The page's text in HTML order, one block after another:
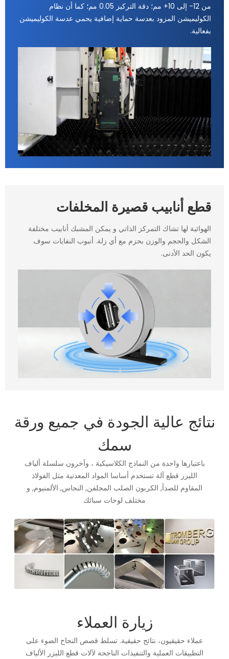
من ‎-12 إلى ‎+10 مم؛ دقة التركيز 0.05 مم؛ كما أن نظام
الكوليميشن المزود بعدسة حماية إضافية يحمي عدسة الكوليميشن
بفعالية.
قطع أنابيب قصيرة المخلفات
الهوائية لها تشاك التمركز الذاتي و يمكن المشبك أنابيب مختلفة
الشكل والحجم والوزن بحزم مع أي زلة. أنبوب النفايات سوف
يكون الحد الأدنى.
نتائج عالية الجودة في جميع ورقة
سمك
باعتبارها واحدة من النماذج الكلاسيكية ، وآخرون سلسلة ألياف
الليزر قطع آلة تستخدم أساسا المواد المعدنية مثل الفولاذ
المقاوم للصدأ, الكربون الصلب المجلفن, النحاس, الألمنيوم, و
مختلف لوحات سبائك
زيارة العملاء
عملاء حقيقيون، نتائج حقيقية. تسلط قصص النجاح الضوء على
التطبيقات العملية والتنفيذات الناجحة لآلات قطع الليزر الألياف